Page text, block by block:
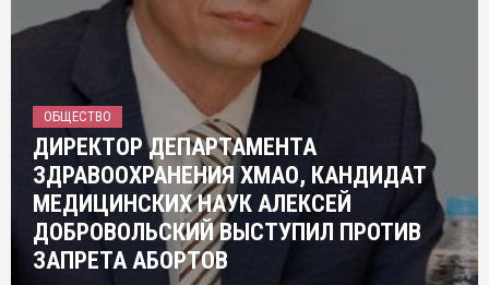
ОБЩЕСТВО
ДИРЕКТОР ДЕПАРТАМЕНТА
ЗДРАВООХРАНЕНИЯ ХМАО, КАНДИДАТ
МЕДИЦИНСКИХ НАУК АЛЕКСЕЙ
ДОБРОВОЛЬСКИЙ ВЫСТУПИЛ ПРОТИВ
ЗАПРЕТА АБОРТОВ